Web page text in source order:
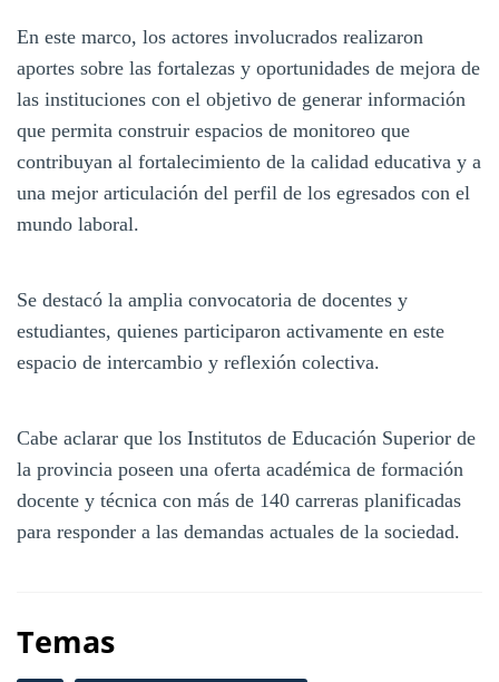
En este marco, los actores involucrados realizaron
aportes sobre las fortalezas y oportunidades de mejora de
las instituciones con el objetivo de generar información
que permita construir espacios de monitoreo que
contribuyan al fortalecimiento de la calidad educativa y a
una mejor articulación del perfil de los egresados con el
mundo laboral.
Se destacó la amplia convocatoria de docentes y
estudiantes, quienes participaron activamente en este
espacio de intercambio y reflexión colectiva.
Cabe aclarar que los Institutos de Educación Superior de
la provincia poseen una oferta académica de formación
docente y técnica con más de 140 carreras planificadas
para responder a las demandas actuales de la sociedad.
Temas